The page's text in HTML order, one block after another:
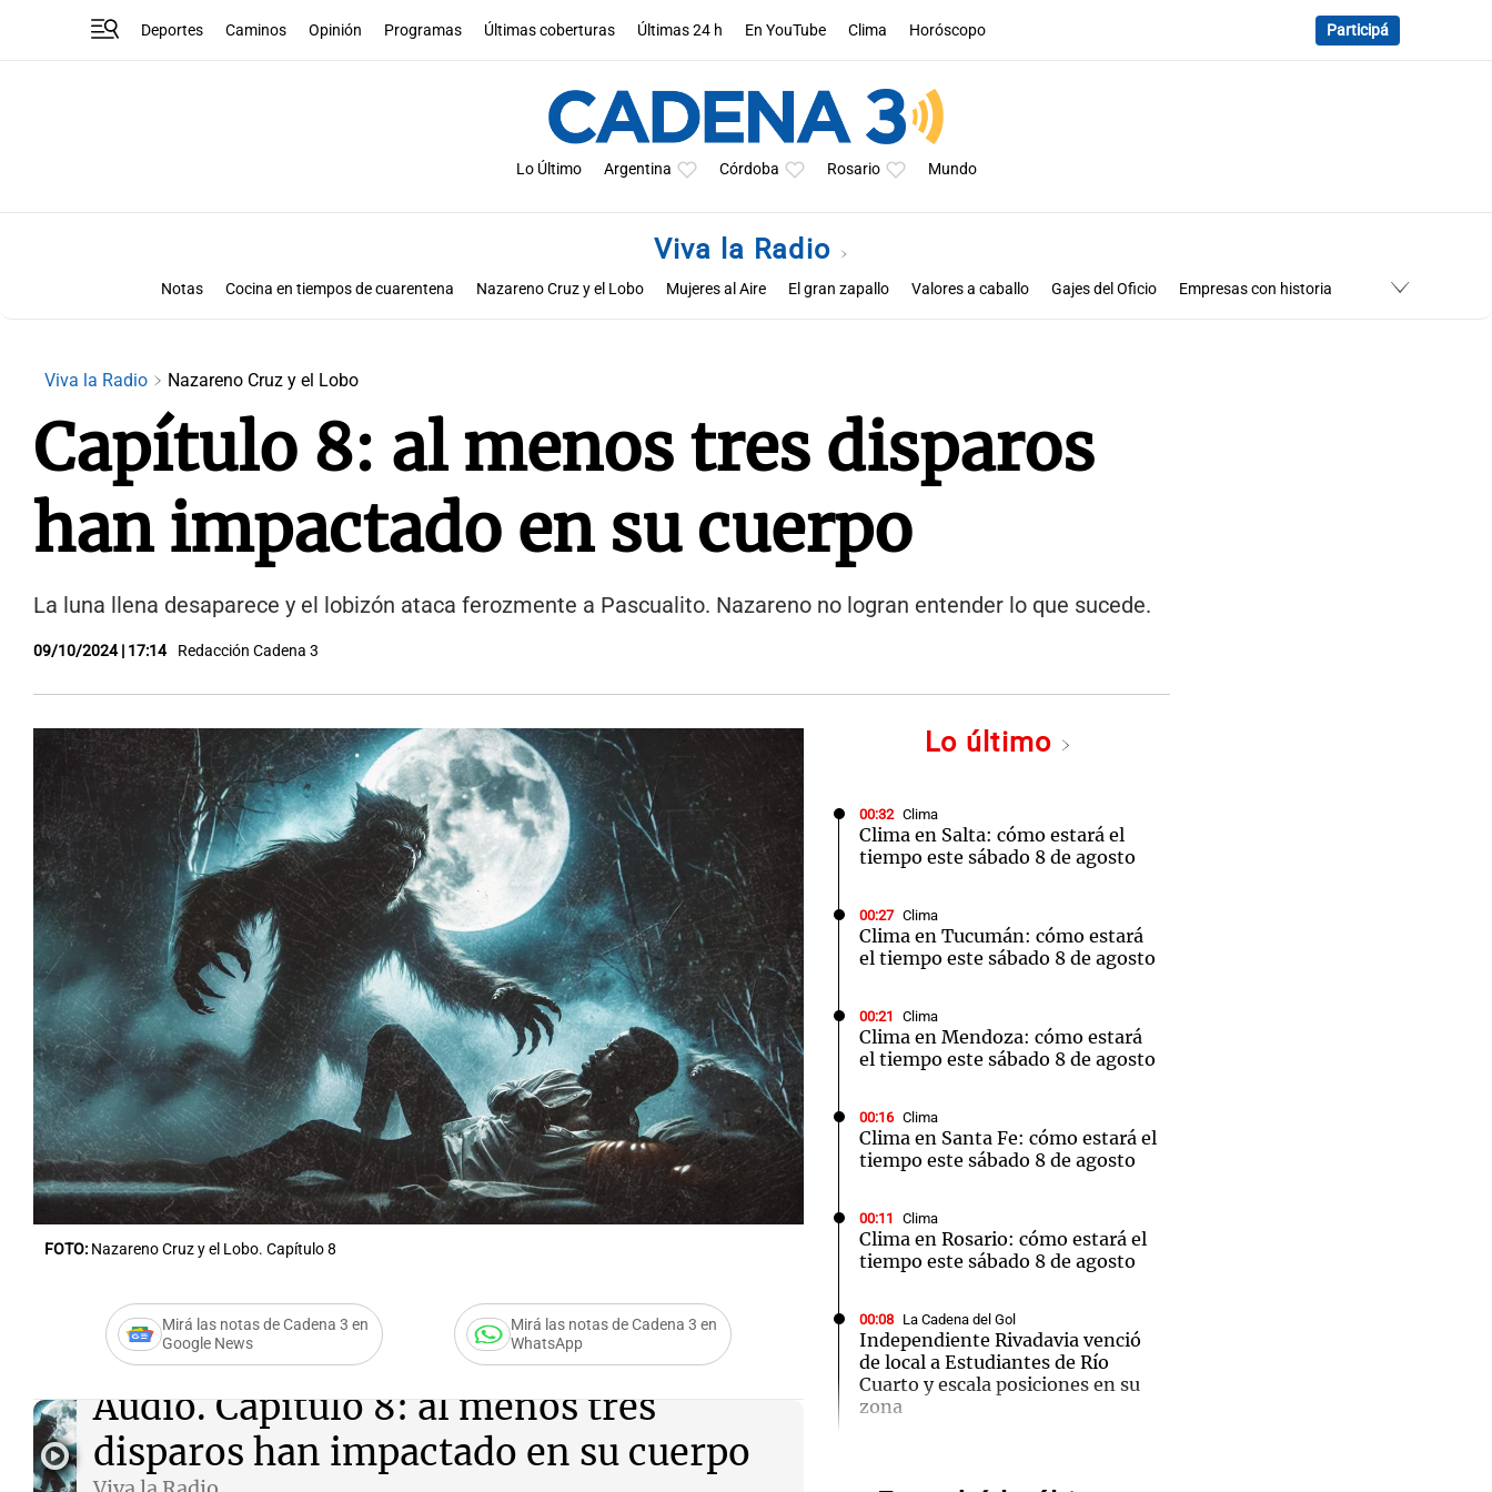
Deportes Caminos Opinión Programas Últimas coberturas Últimas 24 h En YouTube Clima Horóscopo Participá
Lo Último Argentina Córdoba Rosario Mundo
Viva la Radio
Notas Cocina en tiempos de cuarentena Nazareno Cruz y el Lobo Mujeres al Aire El gran zapallo Valores a caballo Gajes del Oficio
Empresas con historia
Viva la Radio Nazareno Cruz y el Lobo
Capítulo 8: al menos tres disparos
han impactado en su cuerpo
La luna llena desaparece y el lobizón ataca ferozmente a Pascualito. Nazareno no logran entender lo que sucede.
09/10/2024 | 17:14 Redacción Cadena 3
FOTO: Nazareno Cruz y el Lobo. Capítulo 8
Mirá las notas de Cadena 3 en
Google News
Mirá las notas de Cadena 3 en
WhatsApp
Audio. Capítulo 8: al menos tres
disparos han impactado en su cuerpo
Lo último
00:32 Clima
Clima en Salta: cómo estará el
tiempo este sábado 8 de agosto
00:27 Clima
Clima en Tucumán: cómo estará
el tiempo este sábado 8 de agosto
00:21 Clima
Clima en Mendoza: cómo estará
el tiempo este sábado 8 de agosto
00:16 Clima
Clima en Santa Fe: cómo estará el
tiempo este sábado 8 de agosto
00:11 Clima
Clima en Rosario: cómo estará el
tiempo este sábado 8 de agosto
00:08 La Cadena del Gol
Independiente Rivadavia venció
de local a Estudiantes de Río
Cuarto y escala posiciones en su
zona
Clima en CABA: cómo estará el
Audio.El
Ensamble
Notas
Editorial
Notas
Mundial 2026
Notas
La Sole en Cadena 3
Notas
El huracán de Arequito
Notas